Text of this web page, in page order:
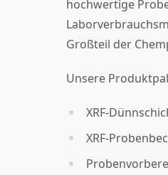
hochwertige
Großteil der
Unsere
XRF-
XRF-